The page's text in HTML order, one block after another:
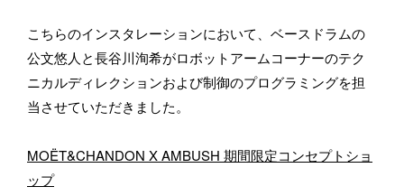
こちらのインスタレーションにおいて、ベースドラムの
公文悠人と長谷川洵希がロボットアームコーナーのテク
ニカルディレクションおよび制御のプログラミングを担
当させていただきました。
MOËT&CHANDON X AMBUSH 期間限定コンセプトショ
ップ
お問い合わせ内容